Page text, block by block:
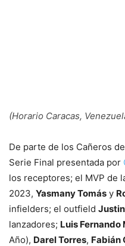
(Horario Caracas,
De parte de los Cañeros
Serie Final presentada por
los receptores; el MVP de
2023, Yasmany Tomás y
infielders; el outfield
lanzadores; Luis Fernando
Año), Darel Torres, Fabián